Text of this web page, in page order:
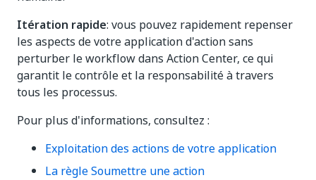
Itération rapide: vous pouvez rapidement repenser
les aspects de votre application d'action sans
perturber le workflow dans Action Center, ce qui
garantit le contrôle et la responsabilité à travers
tous les processus.
Pour plus d'informations, consultez :
Exploitation des actions de votre application
La règle Soumettre une action